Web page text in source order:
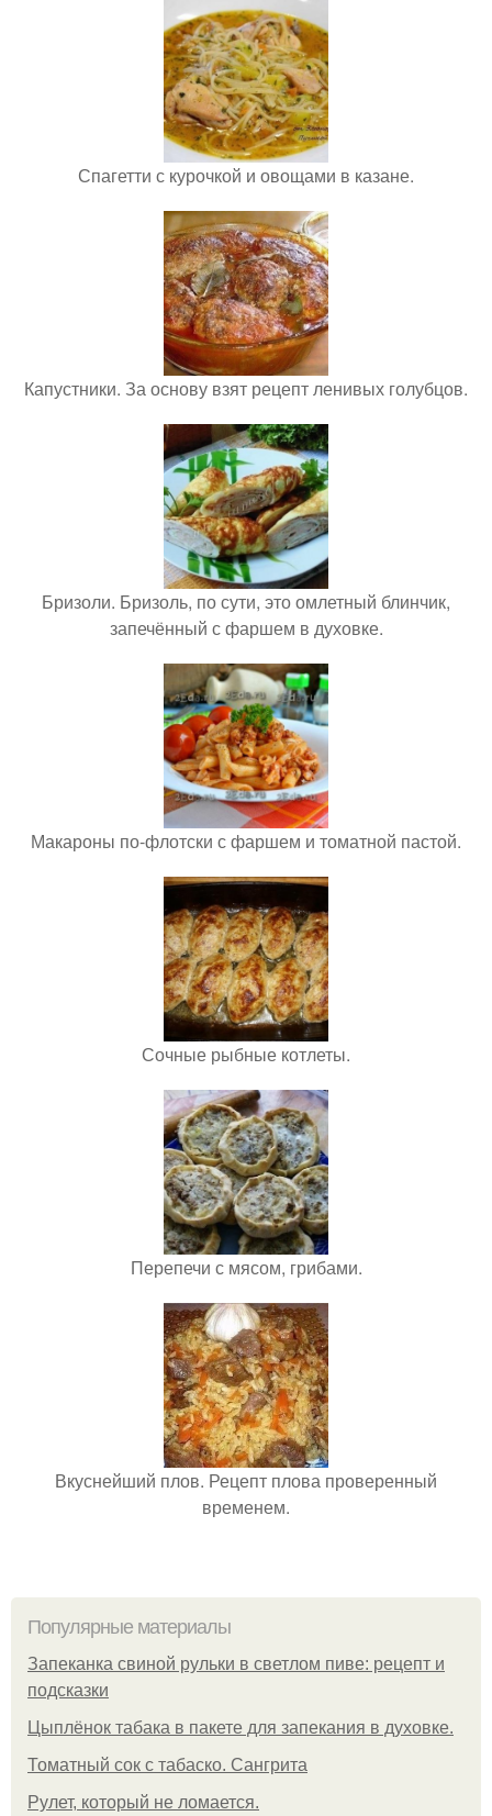
Спагетти с курочкой и овощами в казане.
Капустники. За основу взят рецепт ленивых голубцов.
Бризоли. Бризоль, по сути, это омлетный блинчик,
запечённый с фаршем в духовке.
Макароны по-флотски с фаршем и томатной пастой.
Сочные рыбные котлеты.
Перепечи с мясом, грибами.
Вкуснейший плов. Рецепт плова проверенный
временем.
Популярные материалы
Запеканка свиной рульки в светлом пиве: рецепт и
подсказки
Цыплёнок табака в пакете для запекания в духовке.
Томатный сок с табаско. Сангрита
Рулет, который не ломается.